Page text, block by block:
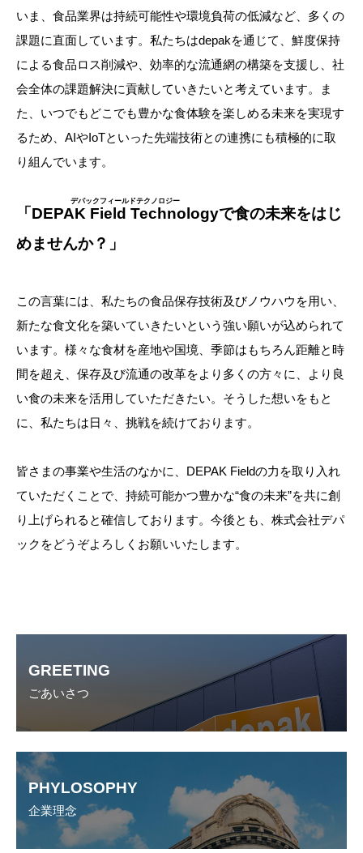
いま、食品業界は持続可能性や環境負荷の低減など、多くの
課題に直面しています。私たちはdepakを通じて、鮮度保持
による食品ロス削減や、効率的な流通網の構築を支援し、社
会全体の課題解決に貢献していきたいと考えています。ま
た、いつでもどこでも豊かな食体験を楽しめる未来を実現す
るため、AIやIoTといった先端技術との連携にも積極的に取
り組んでいます。
「 DEPAK Field Technologyで食の未来をはじ
めませんか？」
この言葉には、私たちの食品保存技術及びノウハウを用い、
新たな食文化を築いていきたいという強い願いが込められて
います。様々な食材を産地や国境、季節はもちろん距離と時
間を超え、保存及び流通の改革をより多くの方々に、より良
い食の未来を活用していただきたい。そうした想いをもと
に、私たちは日々、挑戦を続けております。
皆さまの事業や生活のなかに、DEPAK Fieldの力を取り入れ
ていただくことで、持続可能かつ豊かな“食の未来”を共に創
り上げられると確信しております。今後とも、株式会社デパ
ックをどうぞよろしくお願いいたします。
GREETING
ごあいさつ
PHYLOSOPHY
企業理念
バ
ー
ク